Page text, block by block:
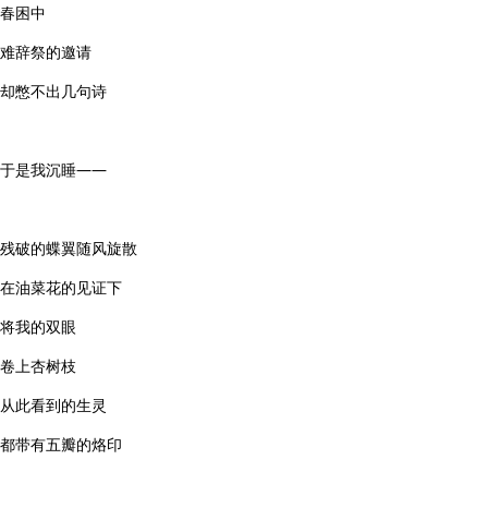
春困中
难辞祭的邀请
却憋不出几句诗
于是我沉睡——
残破的蝶翼随风旋散
在油菜花的见证下
将我的双眼
卷上杏树枝
从此看到的生灵
都带有五瓣的烙印